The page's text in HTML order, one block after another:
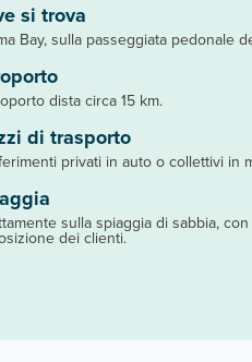
si trova
Bay, sulla passeggiata pedonale
dista circa 15 km.
di trasporto
privati in auto o collettivi in
sulla spiaggia di sabbia,
dei clienti.